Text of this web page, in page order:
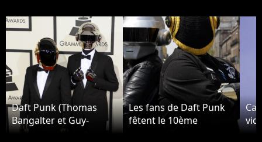
Daft Punk (Thomas
Bangalter et Guy-
Manuel de Homem-
Les fans de Daft Punk
fêtent le 10ème